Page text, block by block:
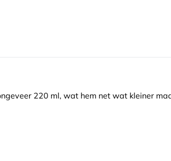
220 ml, wat hem net wat kleiner